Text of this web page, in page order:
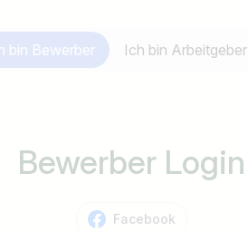
bin Bewerber Ich bin Arbeitgeber
Bewerber Login
Facebook